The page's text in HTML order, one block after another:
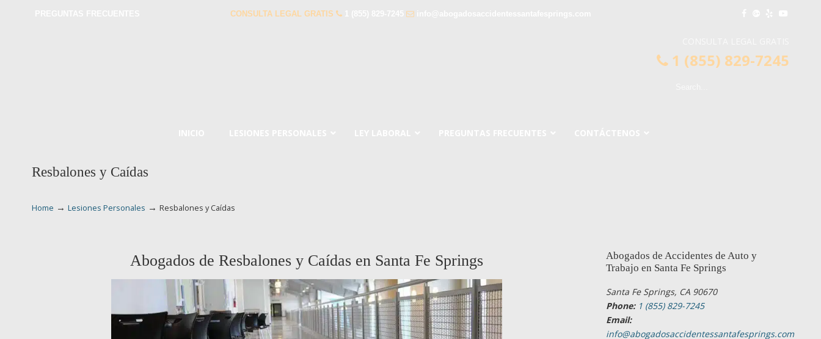
CONSULTA LEGAL GRATIS
1 (855) 829-7245
Resbalones y Caídas
Home → Lesiones Personales → Resbalones y Caídas
Abogados de Resbalones y Caídas en Santa Fe Springs
Abogados de Accidentes de Auto y
Trabajo en Santa Fe Springs
Santa Fe Springs, CA 90670
Phone: 1 (855) 829-7245
Email:
info@abogadosaccidentessantafesprings.com